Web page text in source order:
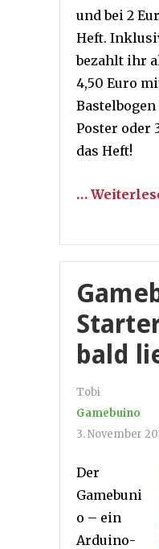
und bei 2
Heft.
bezahlt ihr
4,50 Euro
Bastelbogen
Poster oder
das Heft!
…
bald
Tobi
Gamebuino
3. November
Der
Gamebuni
o – ein
Arduino-